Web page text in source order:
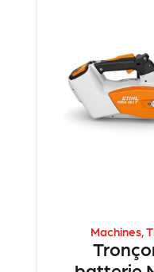
Machines ,